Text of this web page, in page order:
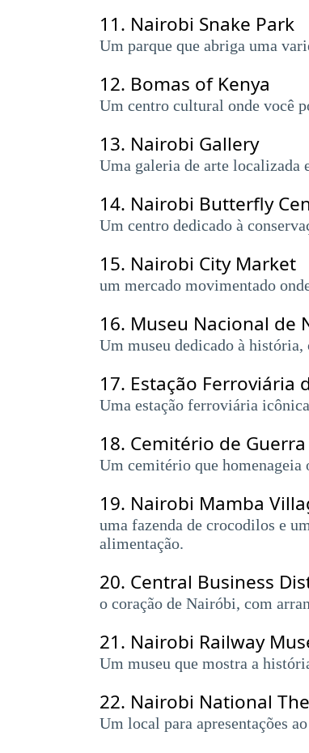
11. Nairobi Snake Park
Um parque que abriga uma
12. Bomas of Kenya
Um centro cultural onde você
13. Nairobi Gallery
Uma galeria de arte localizada
14. Nairobi Butterfly
Um centro dedicado à
15. Nairobi City Market
um mercado movimentado
16. Museu Nacional de
Um museu dedicado à
17. Estação Ferroviária
Uma estação ferroviária
18. Cemitério de
Um cemitério que homenageia
19. Nairobi Mamba
uma fazenda de crocodilos e
alimentação.
20. Central Business
o coração de Nairóbi, com
21. Nairobi Railway
Um museu que mostra a
22. Nairobi National
Um local para apresentações